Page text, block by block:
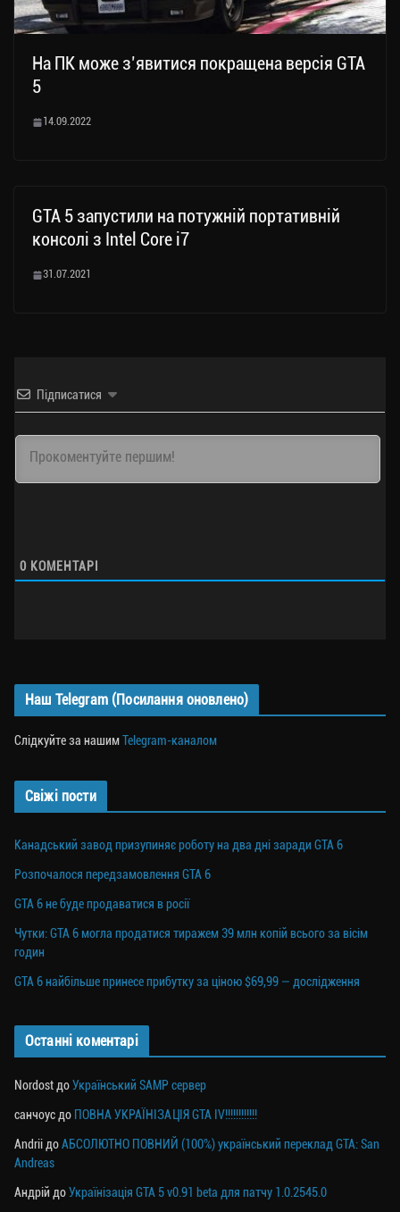
На ПК може з’явитися покращена версія GTA
5
14.09.2022
GTA 5 запустили на потужній портативній
консолі з Intel Core i7
31.07.2021
Підписатися
0 КОМЕНТАРІ
Наш Telegram (Посилання оновлено)
Слідкуйте за нашимTelegram-каналом
Свіжі пости
Канадський завод призупиняє роботу на два дні заради GTA 6
Розпочалося передзамовлення GTA 6
GTA 6 не буде продаватися в росії
Чутки: GTA 6 могла продатися тиражем 39 млн копій всього за вісім
годин
GTA 6 найбільше принесе прибутку за ціною $69,99 — дослідження
Останні коментарі
Nordost доУкраїнський SAMP сервер
санчоус до ПОВНА УКРАЇНІЗАЦІЯ GTA IV!!!!!!!!!!!!
Andrii доАБСОЛЮТНО ПОВНИЙ (100%) український переклад GTA: San
Andreas
Андрій доУкраїнізація GTA 5 v0.91 beta для патчу 1.0.2545.0